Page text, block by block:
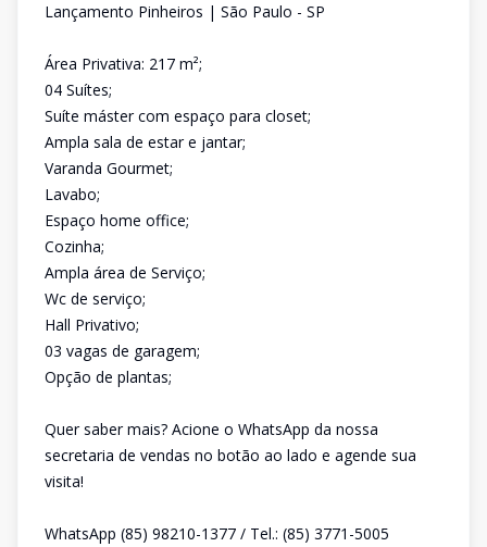
Lançamento Pinheiros | São Paulo - SP
Área Privativa: 217 m²;
04 Suítes;
Suíte máster com espaço para closet;
Ampla sala de estar e jantar;
Varanda Gourmet;
Lavabo;
Espaço home office;
Cozinha;
Ampla área de Serviço;
Wc de serviço;
Hall Privativo;
03 vagas de garagem;
Opção de plantas;
Quer saber mais? Acione o WhatsApp da nossa
secretaria de vendas no botão ao lado e agende sua
visita!
WhatsApp (85) 98210-1377 / Tel.: (85) 3771-5005